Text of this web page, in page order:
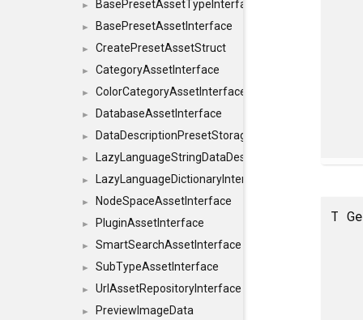
► BasePresetAssetTypeInterface
► BasePresetAssetInterface
► CreatePresetAssetStruct
► CategoryAssetInterface
► ColorCategoryAssetInterface
► DatabaseAssetInterface
► DataDescriptionPresetStorageInterface
►
► LazyLanguageDictionaryInterface
► NodeSpaceAssetInterface
► PluginAssetInterface
► SmartSearchAssetInterface
► SubTypeAssetInterface
► UrlAssetRepositoryInterface
► PreviewImageData
T